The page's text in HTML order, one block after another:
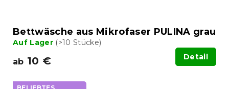
Bettwäsche aus Mikrofaser PULINA grau
Auf Lager (>10 Stücke)
ab 10 € Detail